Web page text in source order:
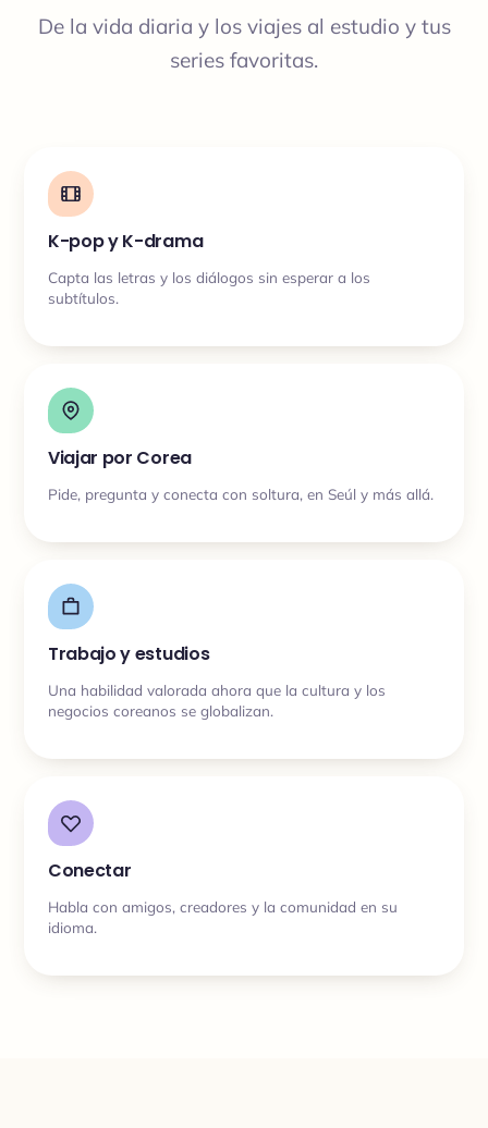
De la vida diaria y los viajes al estudio y tus
series favoritas.
K-pop y K-drama
Capta las letras y los diálogos sin esperar a los
subtítulos.
Viajar por Corea
Pide, pregunta y conecta con soltura, en Seúl y más allá.
Trabajo y estudios
Una habilidad valorada ahora que la cultura y los
negocios coreanos se globalizan.
Conectar
Habla con amigos, creadores y la comunidad en su
idioma.